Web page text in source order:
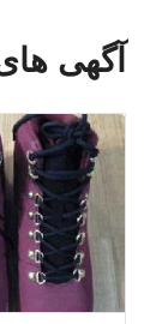
آگهی